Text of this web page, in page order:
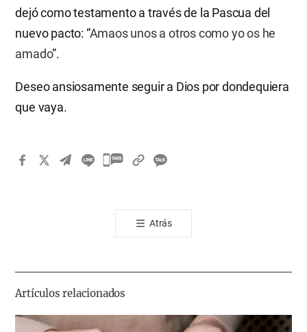
dejó como testamento a través de la Pascua del
nuevo pacto: “Amaos unos a otros como yo os he
amado”.
Deseo ansiosamente seguir a Dios por dondequiera
que vaya.
카
톡
공
기
Atrás
Artículos relacionados